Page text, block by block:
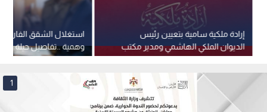
استغلال الشقق الفارغة
وهمية ..تفاصيل حيلة
في عمان
إرادة ملكية سامية بتعيين رئيس
الديوان الملكي الهاشمي ومدير مكتب
جلالة الملك عضوين في مجلس الأمن
القومي
1